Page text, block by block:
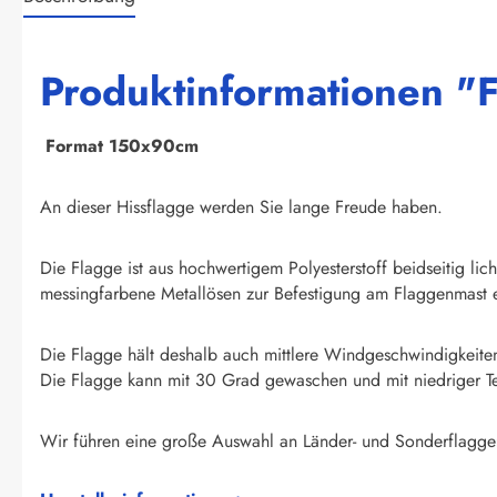
Produktinformationen
Format 150x90cm
An dieser Hissflagge werden Sie lange Freude haben.
Die Flagge ist aus hochwertigem Polyesterstoff beidseitig
messingfarbene Metallösen zur Befestigung am Flaggenmast
Die Flagge hält deshalb auch mittlere
Die Flagge kann mit 30 Grad gewaschen und mit niedriger
Wir führen eine große Auswahl an Länder- und